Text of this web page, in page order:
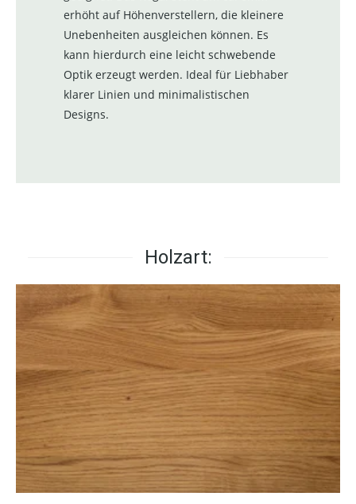
erhöht auf Höhenverstellern, die kleinere
Unebenheiten ausgleichen können. Es
kann hierdurch eine leicht schwebende
Optik erzeugt werden. Ideal für Liebhaber
klarer Linien und minimalistischen
Designs.
Holzart: